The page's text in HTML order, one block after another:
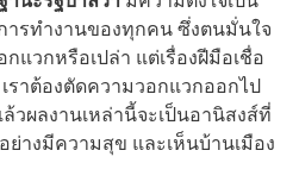
รทำงานของทุกคน ซึ่งตนมั่นใจ
แวกหรือเปล่า แต่เรื่องฝีมือเชื่อ
ราต้องตัดความวอกแวกออกไป
วผลงานเหล่านี้จะเป็นอานิสงส์ที่
ย่างมีความสุข และเห็นบ้านเมือง